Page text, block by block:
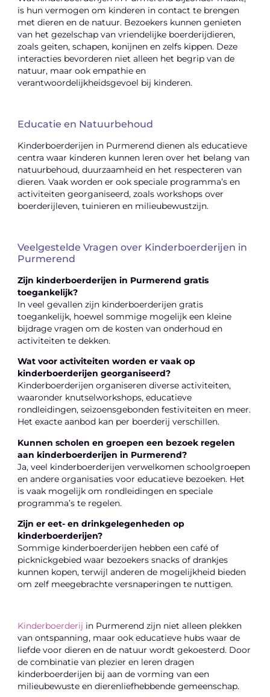
is hun vermogen om kinderen in contact te brengen
met dieren en de natuur. Bezoekers kunnen genieten
van het gezelschap van vriendelijke boerderijdieren,
zoals geiten, schapen, konijnen en zelfs kippen. Deze
interacties bevorderen niet alleen het begrip van de
natuur, maar ook empathie en
verantwoordelijkheidsgevoel bij kinderen.
Educatie en Natuurbehoud
Kinderboerderijen in Purmerend dienen als educatieve
centra waar kinderen kunnen leren over het belang van
natuurbehoud, duurzaamheid en het respecteren van
dieren. Vaak worden er ook speciale programma’s en
activiteiten georganiseerd, zoals workshops over
boerderijleven, tuinieren en milieubewustzijn.
Veelgestelde Vragen over Kinderboerderijen in
Purmerend
Zijn kinderboerderijen in Purmerend gratis
toegankelijk?
In veel gevallen zijn kinderboerderijen gratis
toegankelijk, hoewel sommige mogelijk een kleine
bijdrage vragen om de kosten van onderhoud en
activiteiten te dekken.
Wat voor activiteiten worden er vaak op
kinderboerderijen georganiseerd?
Kinderboerderijen organiseren diverse activiteiten,
waaronder knutselworkshops, educatieve
rondleidingen, seizoensgebonden festiviteiten en meer.
Het exacte aanbod kan per boerderij verschillen.
Kunnen scholen en groepen een bezoek regelen
aan kinderboerderijen in Purmerend?
Ja, veel kinderboerderijen verwelkomen schoolgroepen
en andere organisaties voor educatieve bezoeken. Het
is vaak mogelijk om rondleidingen en speciale
programma’s te regelen.
Zijn er eet- en drinkgelegenheden op
kinderboerderijen?
Sommige kinderboerderijen hebben een café of
picknickgebied waar bezoekers snacks of drankjes
kunnen kopen, terwijl anderen de mogelijkheid bieden
om zelf meegebrachte versnaperingen te nuttigen.
Kinderboerderij in Purmerend zijn niet alleen plekken
van ontspanning, maar ook educatieve hubs waar de
liefde voor dieren en de natuur wordt gekoesterd. Door
de combinatie van plezier en leren dragen
kinderboerderijen bij aan de vorming van een
milieubewuste en dierenliefhebbende gemeenschap.